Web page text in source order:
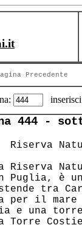
Precedente
444 -
Riserva
Riserva
Puglia, è
tra
per il mare
e
Torre